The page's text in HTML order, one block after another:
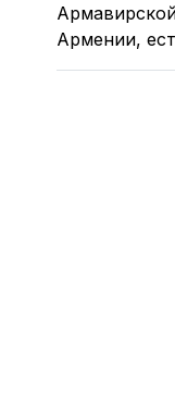
Армении,